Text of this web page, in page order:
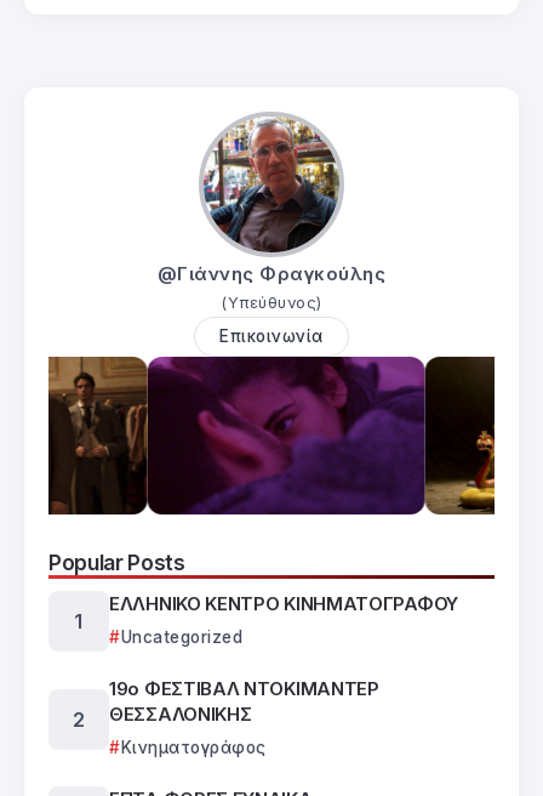
@Γιάννης Φραγκούλης
(Υπεύθυνος)
Επικοινωνία
Popular Posts
ΕΛΛΗΝΙΚΟ ΚΕΝΤΡΟ ΚΙΝΗΜΑΤΟΓΡΑΦΟΥ
Uncategorized
19ο ΦΕΣΤΙΒΑΛ ΝΤΟΚΙΜΑΝΤΕΡ
ΘΕΣΣΑΛΟΝΙΚΗΣ
Κινηματογράφος